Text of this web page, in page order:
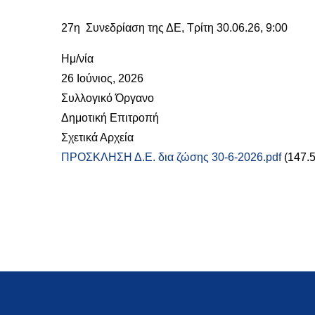
27η Συνεδρίαση της ΔΕ, Τρίτη 30.06.26, 9:00
Ημ/νία
26 Ιούνιος, 2026
Συλλογικό Όργανο
Δημοτική Επιτροπή
Σχετικά Αρχεία
ΠΡΟΣΚΛΗΣΗ Δ.Ε. δια ζώσης 30-6-2026.pdf